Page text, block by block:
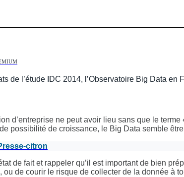
de l’étude IDC 2014, l’Observatoire Big Data en
d’entreprise ne peut avoir lieu sans que le terme
possibilité de croissance, le Big Data semble
citron
de fait et rappeler qu’il est important de bien
de courir le risque de collecter de la donnée à